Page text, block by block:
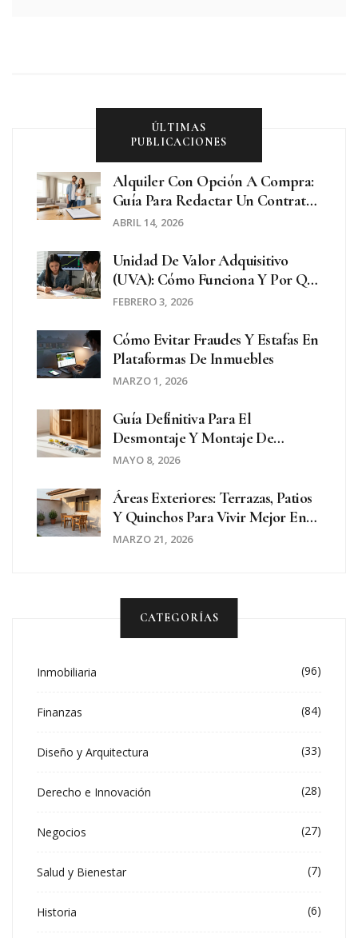
ÚLTIMAS
PUBLICACIONES
Alquiler Con Opción A Compra:
Guía Para Redactar Un Contrato
Seguro
ABRIL 14, 2026
Unidad De Valor Adquisitivo
(UVA): Cómo Funciona Y Por Qué
Importa En Argentina
FEBRERO 3, 2026
Cómo Evitar Fraudes Y Estafas En
Plataformas De Inmuebles
MARZO 1, 2026
Guía Definitiva Para El
Desmontaje Y Montaje De
Muebles Grandes En Mudanzas
MAYO 8, 2026
Áreas Exteriores: Terrazas, Patios
Y Quinchos Para Vivir Mejor En
Casa
MARZO 21, 2026
CATEGORÍAS
Inmobiliaria (96)
Finanzas (84)
Diseño y Arquitectura (33)
Derecho e Innovación (28)
Negocios (27)
Salud y Bienestar (7)
Historia (6)